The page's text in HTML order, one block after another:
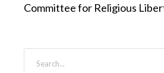
Committee for Religious